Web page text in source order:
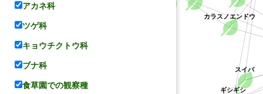
カラスノエンドウ
スイバ
アカネ科
ツゲ科
キョウチクトウ科
ブナ科
食草園での観察種